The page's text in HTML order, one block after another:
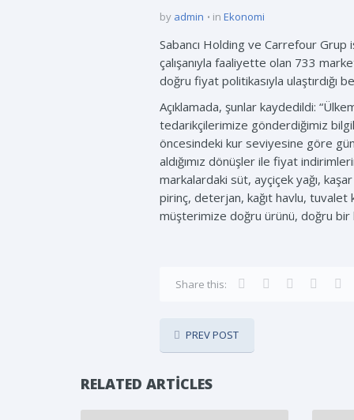
by admin in Ekonomi
Sabancı Holding ve Carrefour Grup
çalışanıyla faaliyette olan 733
doğru fiyat politikasıyla ulaştırdığı
Açıklamada, şunlar kaydedildi:
tedarikçilerimize gönderdiğimiz
öncesindeki kur seviyesine göre
aldığımız dönüşler ile fiyat
markalardaki süt, ayçiçek yağı,
pirinç, deterjan, kağıt havlu, tuvalet
müşterimize doğru ürünü, doğru
Share this:
PREV POST
RELATED ARTICLES